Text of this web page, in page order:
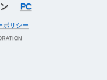
PC
ポリシー